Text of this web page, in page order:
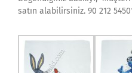
satın alabilirsiniz. 90 212